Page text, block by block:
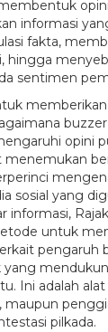
informasi
fakta,
hingga
sentimen
memberikan
buzzer
opini
menemukan
sosial yang
informasi,
untuk
pengaruh
yang
Ini adalah
maupun
pilkada.